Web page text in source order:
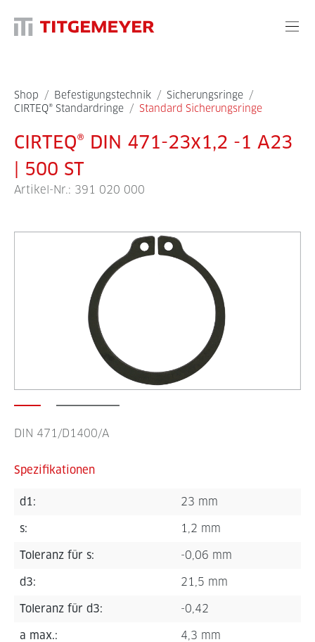
Shop / Befestigungstechnik / Sicherungsringe /
CIRTEQ® Standardringe / Standard Sicherungsringe
CIRTEQ® DIN 471-23x1,2 -1 A23
| 500 ST
Artikel-Nr.: 391 020 000
DIN 471/D1400/A
Spezifikationen
d1: 23 mm
s: 1,2 mm
Toleranz für s: -0,06 mm
d3: 21,5 mm
Toleranz für d3: -0,42
a max.: 4,3 mm